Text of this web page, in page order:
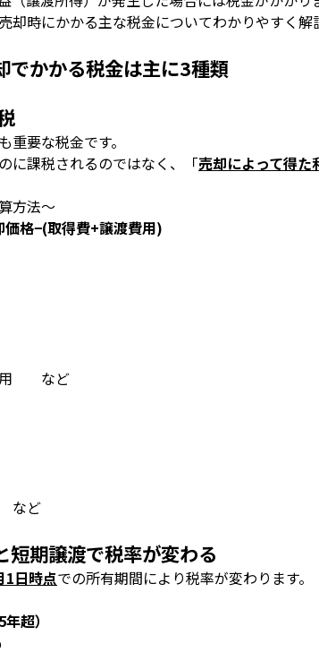
却時にかかる主な税金についてわかりやすく解
かかる税金は主に3種類
重要な税金です。
に課税されるのではなく、「売却によって得た
方法～
価格−(取得費+譲渡費用)
用 など
など
期譲渡で税率が変わる
1日時点での所有期間により税率が変わります。
5年超）